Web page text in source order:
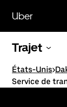
contenu
principal
Uber
Trajet
États-Unis>
Service de